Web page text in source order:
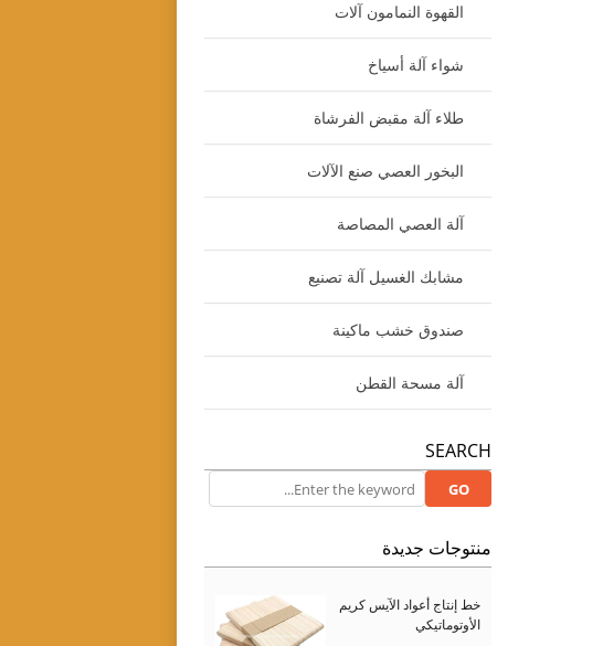
القهوة النمامون آلات
شواء آلة أسياخ
طلاء آلة مقبض الفرشاة
البخور العصي صنع الآلات
آلة العصي المصاصة
مشابك الغسيل آلة تصنيع
صندوق خشب ماكينة
آلة مسحة القطن
SEARCH
منتوجات جديدة
خط إنتاج أعواد الآيس كريم
الأوتوماتيكي